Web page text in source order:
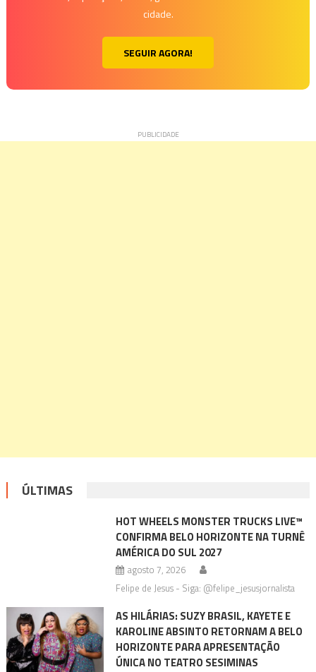
cidade.
SEGUIR AGORA!
ÚLTIMAS
HOT WHEELS MONSTER TRUCKS LIVE™
CONFIRMA BELO HORIZONTE NA TURNÊ
AMÉRICA DO SUL 2027
agosto 7, 2026
Felipe de Jesus - Siga: @felipe_jesusjornalista
AS HILÁRIAS: SUZY BRASIL, KAYETE E
KAROLINE ABSINTO RETORNAM A BELO
HORIZONTE PARA APRESENTAÇÃO
ÚNICA NO TEATRO SESIMINAS